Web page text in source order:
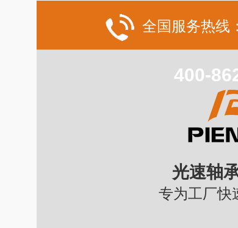
全国服务热线：
400-
光速轴
专为工厂快